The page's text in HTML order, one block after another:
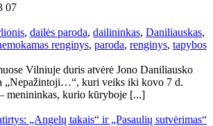
07
, dailės paroda, dailininkas, Daniliauskas,
renginys, paroda, renginys, tapybos
Vilniuje duris atvėrė Jono Daniliausko
„Nepažintoji…“, kuri veiks iki kovo 7 d.
menininkas, kurio kūryboje [...]
„Angelų takais“ ir „Pasaulių sutvėrimas“